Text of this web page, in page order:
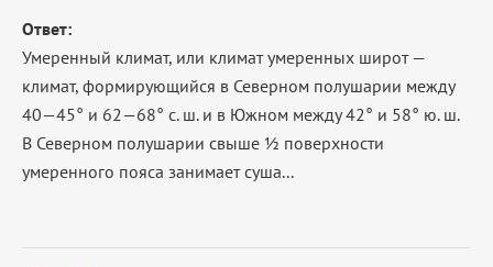
Ответ:
Умеренный климат, или климат умеренных широт —
климат, формирующийся в Северном полушарии между
40—45° и 62—68° с. ш. и в Южном между 42° и 58° ю. ш.
В Северном полушарии свыше ½ поверхности
умеренного пояса занимает суша...